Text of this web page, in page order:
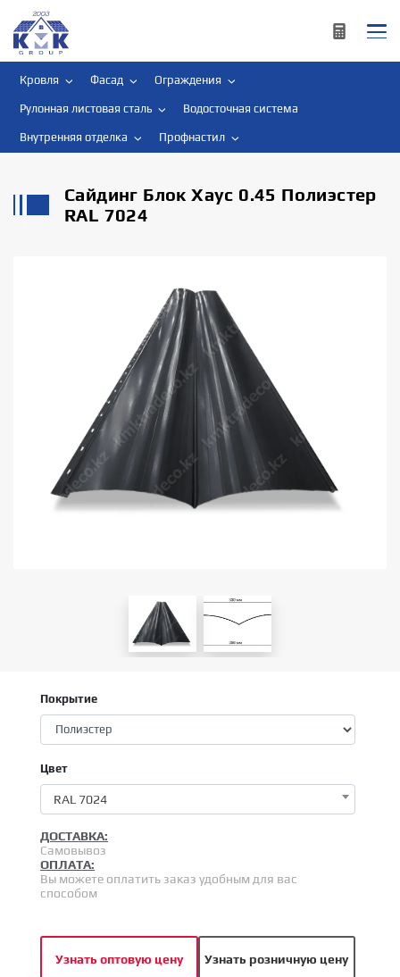
Кровля Фасад Ограждения
Рулонная листовая сталь Водосточная система
Внутренняя отделка Профнастил
Сайдинг Блок Хаус 0.45 Полиэстер
RAL 7024
Покрытие
Цвет
RAL 7024
ДОСТАВКА:
Самовывоз
ОПЛАТА:
Вы можете оплатить заказ удобным для вас
способом
Узнать оптовую цену Узнать розничную цену